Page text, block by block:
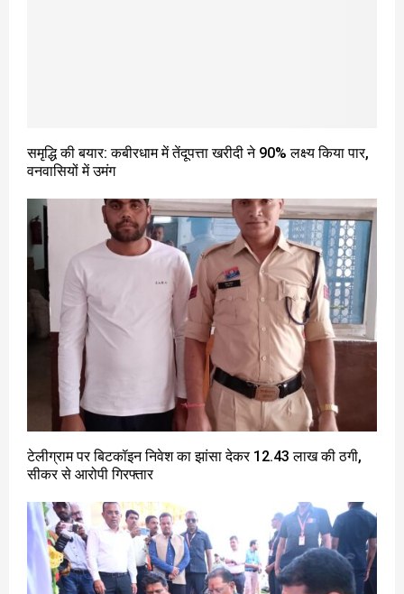
समृद्धि की बयार: कबीरधाम में तेंदूपत्ता खरीदी ने 90% लक्ष्य किया पार,
वनवासियों में उमंग
टेलीग्राम पर बिटकॉइन निवेश का झांसा देकर ₹12.43 लाख की ठगी,
सीकर से आरोपी गिरफ्तार